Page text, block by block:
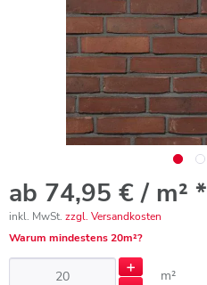
ab 74,95 € / m² *
inkl. MwSt. zzgl. Versandkosten
Warum mindestens 20m²?
m²